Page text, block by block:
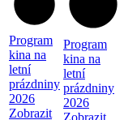
Program
kina na
letní
prázdniny
2026
Zobrazit
Program
kina na
letní
prázdniny
2026
Zobrazit